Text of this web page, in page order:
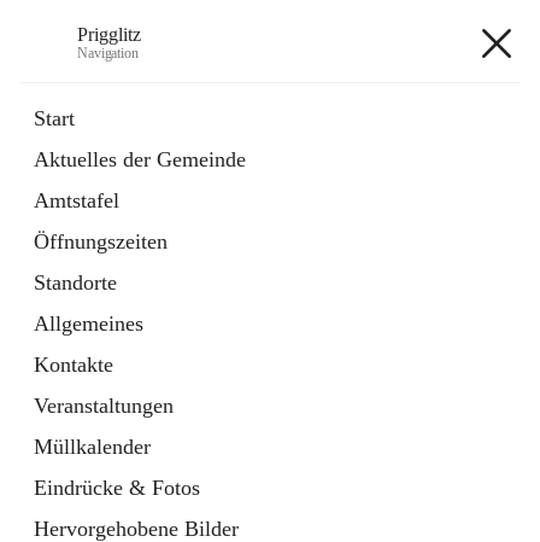
Prigglitz
Navigation
Start
Aktuelles der Gemeinde
Amtstafel
Öffnungszeiten
Standorte
Allgemeines
Kontakte
Veranstaltungen
Müllkalender
Eindrücke & Fotos
Hervorgehobene Bilder
Externe Webseite
in
Tab
Gemeindezeitung
Ordner
öffnet
in
neuem
Tab
Hauptadresse